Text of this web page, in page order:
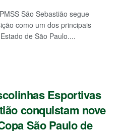
São Sebastião segue
como um dos principais
de São Paulo....
Esportivas
conquistam nove
São Paulo de